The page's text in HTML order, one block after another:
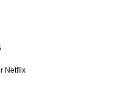
Netflix